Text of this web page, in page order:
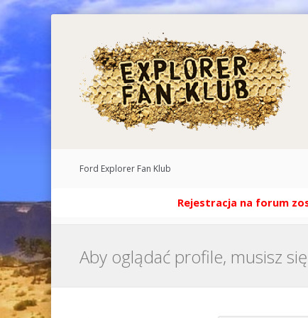
Ford Explorer Fan Klub
Rejestracja na forum
Aby oglądać profile, musisz